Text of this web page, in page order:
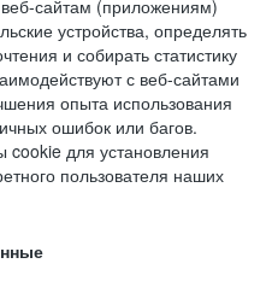
сайтам (приложениям)
устройства, определять
и собирать статистику
с веб-сайтами
опыта использования
ошибок или багов.
для установления
пользователя наших